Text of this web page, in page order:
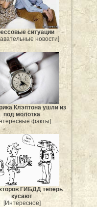
ситуации
новости]
Клэптона ушли из
под молотка
факты]
ГИБДД теперь
кусают
[Интересное]